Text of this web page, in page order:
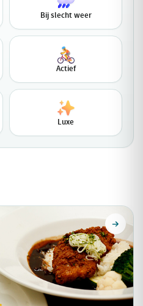
Bij slecht weer
Actief
Luxe